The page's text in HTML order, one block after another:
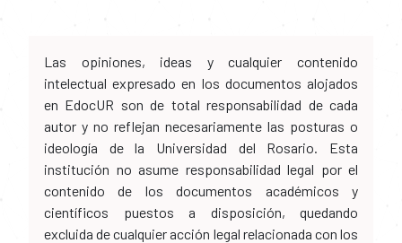
Las opiniones, ideas y cualquier contenido
intelectual expresado en los documentos alojados
en EdocUR son de total responsabilidad de cada
autor y no reflejan necesariamente las posturas o
ideología de la Universidad del Rosario. Esta
institución no asume responsabilidad legal por el
contenido de los documentos académicos y
científicos puestos a disposición, quedando
excluida de cualquier acción legal relacionada con los